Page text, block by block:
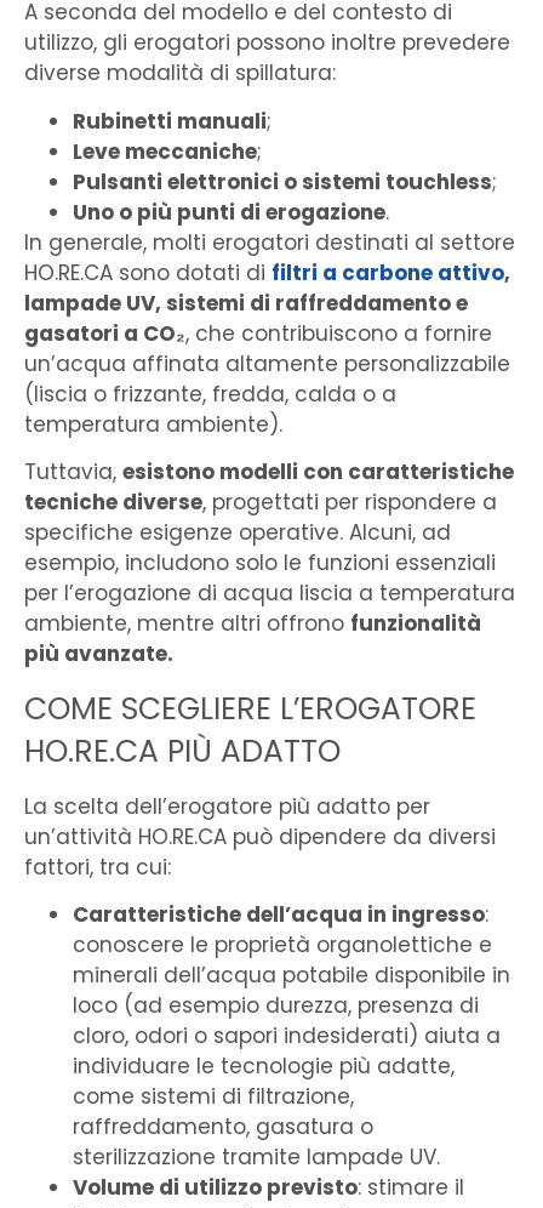
A seconda del modello e del contesto di
utilizzo, gli erogatori possono inoltre prevedere
diverse modalità di spillatura:
Rubinetti manuali;
Leve meccaniche;
Pulsanti elettronici o sistemi touchless;
Uno o più punti di erogazione.
In generale, molti erogatori destinati al settore
HO.RE.CA sono dotati di filtri a carbone attivo,
lampade UV, sistemi di raffreddamento e
gasatori a CO₂, che contribuiscono a fornire
un’acqua affinata altamente personalizzabile
(liscia o frizzante, fredda, calda o a
temperatura ambiente).
Tuttavia, esistono modelli con caratteristiche
tecniche diverse, progettati per rispondere a
specifiche esigenze operative. Alcuni, ad
esempio, includono solo le funzioni essenziali
per l’erogazione di acqua liscia a temperatura
ambiente, mentre altri offrono funzionalità
più avanzate.
COME SCEGLIERE L’EROGATORE
HO.RE.CA PIÙ ADATTO
La scelta dell’erogatore più adatto per
un’attività HO.RE.CA può dipendere da diversi
fattori, tra cui:
Caratteristiche dell’acqua in ingresso:
conoscere le proprietà organolettiche e
minerali dell’acqua potabile disponibile in
loco (ad esempio durezza, presenza di
cloro, odori o sapori indesiderati) aiuta a
individuare le tecnologie più adatte,
come sistemi di filtrazione,
raffreddamento, gasatura o
sterilizzazione tramite lampade UV.
Volume di utilizzo previsto: stimare il